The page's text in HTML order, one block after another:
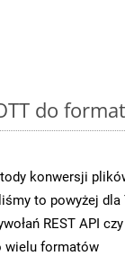
do
konwersji
to powyżej dla
REST API czy
wielu formatów